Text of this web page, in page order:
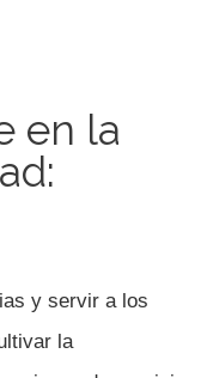
en la
y servir a los
la